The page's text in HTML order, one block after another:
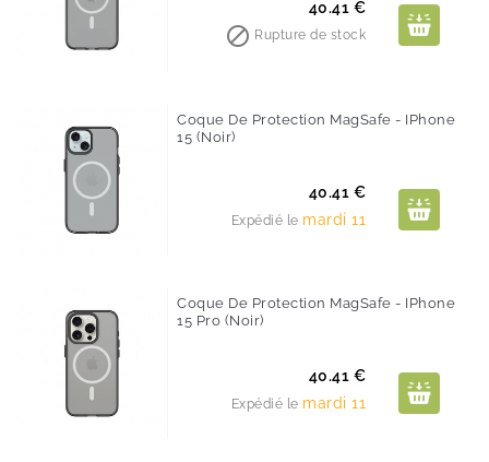
Prix
40.41 €
 Rupture de stock
Coque De Protection MagSafe - IPhone
15 (noir)
Prix
40.41 €
Expédié le mardi 11
Coque De Protection MagSafe - IPhone
15 Pro (noir)
Prix
40.41 €
Expédié le mardi 11